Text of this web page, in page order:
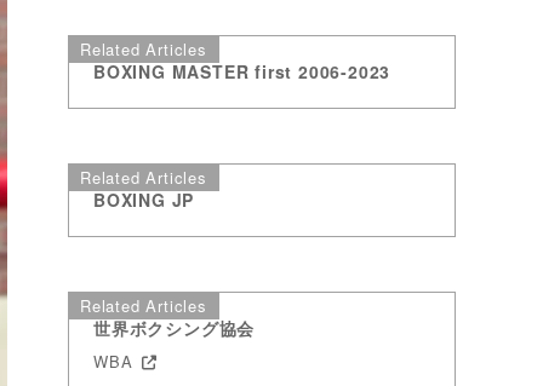
Related Articles
BOXING MASTER first 2006-2023
Related Articles
BOXING JP
Related Articles
世界ボクシング協会
WBA